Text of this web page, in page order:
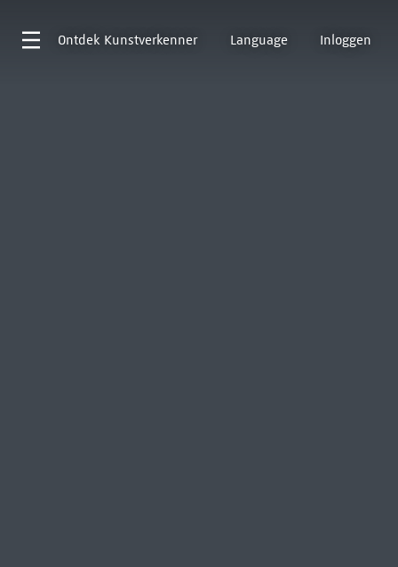
Ontdek Kunstverkenner Language Inloggen